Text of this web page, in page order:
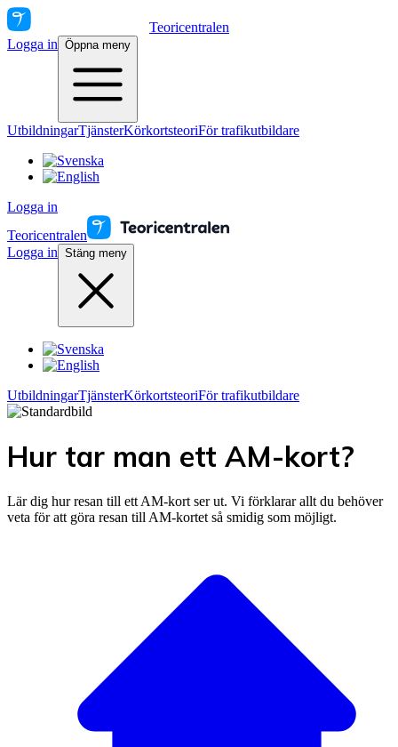
Teoricentralen
Logga in Öppna meny
UtbildningarTjänsterKörkortsteoriFör trafikutbildare
Logga in
Teoricentralen
Logga in Stäng meny
UtbildningarTjänsterKörkortsteoriFör trafikutbildare
Hur tar man ett AM-kort?
Lär dig hur resan till ett AM-kort ser ut. Vi förklarar allt du behöver
veta för att göra resan till AM-kortet så smidig som möjligt.